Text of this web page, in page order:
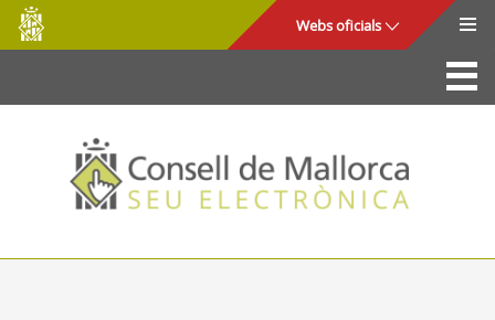
Salta al contingut principal
Consell
de
Mallorca
Webs oficials
La Seu
Consell de Mallorca
Accés i seguretat
Utilitats